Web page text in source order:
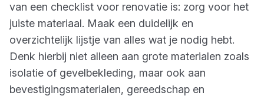
van een checklist voor renovatie is: zorg voor het
juiste materiaal. Maak een duidelijk en
overzichtelijk lijstje van alles wat je nodig hebt.
Denk hierbij niet alleen aan grote materialen zoals
isolatie of gevelbekleding, maar ook aan
bevestigingsmaterialen, gereedschap en